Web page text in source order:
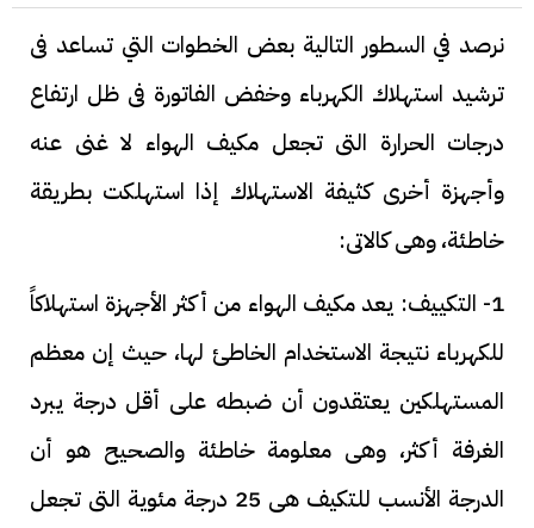
نرصد في السطور التالية بعض الخطوات التي تساعد فى
ترشيد استهلاك الكهرباء وخفض الفاتورة فى ظل ارتفاع
درجات الحرارة التى تجعل مكيف الهواء لا غنى عنه
وأجهزة أخرى كثيفة الاستهلاك إذا استهلكت بطريقة
خاطئة، وهى كالاتى:
1- التكييف: يعد مكيف الهواء من أكثر الأجهزة استهلاكاً
للكهرباء نتيجة الاستخدام الخاطئ لها، حيث إن معظم
المستهلكين يعتقدون أن ضبطه على أقل درجة يبرد
الغرفة أكثر، وهى معلومة خاطئة والصحيح هو أن
الدرجة الأنسب للتكيف هى 25 درجة مئوية التى تجعل